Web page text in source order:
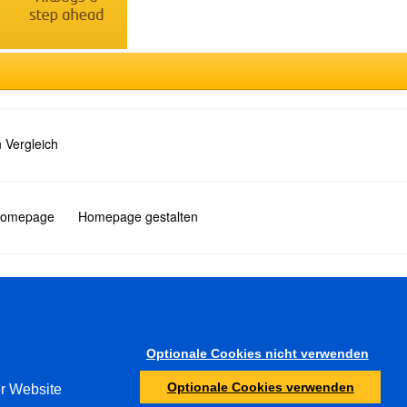
Vergleich
Homepage gestalten
Jugendschutz
Website
Optionale Cookies nicht verwenden
Optionale Cookies verwenden